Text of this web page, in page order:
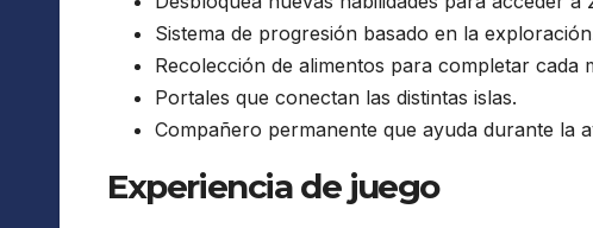
Sistema de progresión basado en la
Recolección de alimentos para completar cada
Portales que conectan las distintas islas.
Compañero permanente que ayuda durante la
Experiencia de juego